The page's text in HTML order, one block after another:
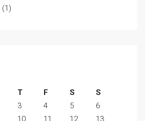
(1)
T F S
S
3 4 5
6
10 11 12
13